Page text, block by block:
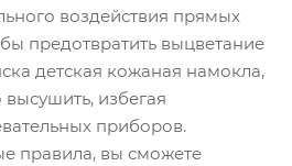
воздействия прямых
предотвратить выцветание
детская кожаная намокла,
высушить, избегая
приборов.
правила, вы сможете